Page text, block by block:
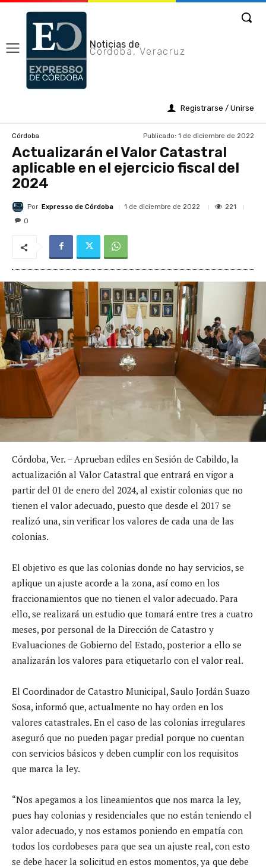
Noticias de
Cordoba, Veracruz
Registrarse / Unirse
Córdoba Publicado: 1 de diciembre de 2022
Actualizarán el Valor Catastral
aplicable en el ejercicio fiscal del
2024
Por Expresso de Córdoba 1 de diciembre de 2022
221
0
Córdoba, Ver. – Aprueban ediles en Sesión de Cabildo, la
actualización al Valor Catastral que entrará en vigor a
partir del 01 de enero del 2024, al existir colonias que no
tienen el valor adecuado, puesto que desde el 2017 se
realizó una, sin verificar los valores de cada una de las
colonias.
El objetivo es que las colonias donde no hay servicios, se
aplique un ajuste acorde a la zona, así como en los
fraccionamientos que no tienen el valor adecuado. Para
ello, se realizará un estudio que tomará entre tres a cuatro
meses, por personal de la Dirección de Catastro y
Evaluaciones de Gobierno del Estado, posterior a ello se
analizarán los valores para etiquetarlo con el valor real.
El Coordinador de Catastro Municipal, Saulo Jordán Suazo
Sosa, informó que, actualmente no hay orden en los
valores catastrales. En el caso de las colonias irregulares
aseguró que no pueden pagar predial porque no cuentan
con servicios básicos y deben cumplir con los requisitos
que marca la ley.
“Nos apegamos a los lineamientos que nos marca la ley,
pues hay colonias y residenciales que no están teniendo el
valor adecuado, y nos estamos poniendo en empatía con
todos los cordobeses para que sea un ajuste real, con esto
se debe hacer la solicitud en estos momentos, ya que debe